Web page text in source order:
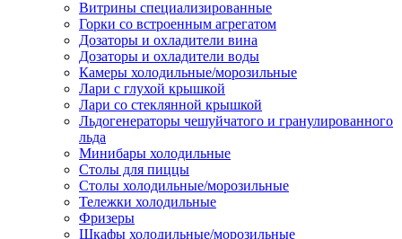
Витрины специализированные
Горки со встроенным агрегатом
Дозаторы и охладители вина
Дозаторы и охладители воды
Камеры холодильные/морозильные
Лари с глухой крышкой
Лари со стеклянной крышкой
Льдогенераторы чешуйчатого и гранулированного
льда
Минибары холодильные
Столы для пиццы
Столы холодильные/морозильные
Тележки холодильные
Фризеры
Шкафы холодильные/морозильные